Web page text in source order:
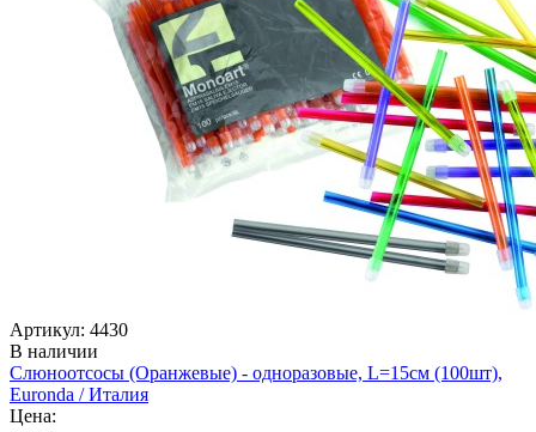
Артикул: 4430
В наличии
Слюноотсосы (Оранжевые) - одноразовые, L=15см (100шт),
Euronda / Италия
Цена: